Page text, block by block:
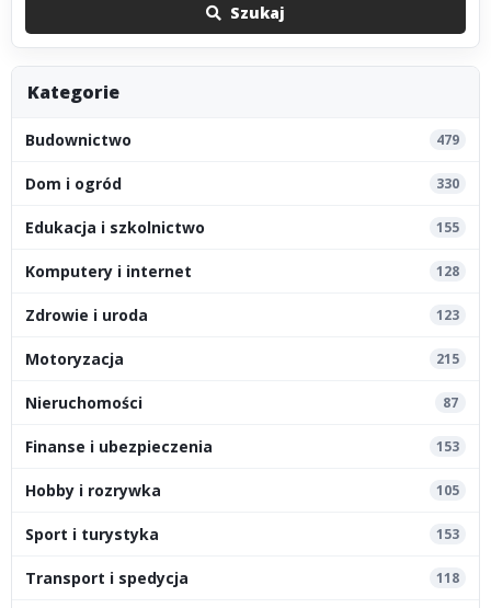
Szukaj
Kategorie
Budownictwo 479
Dom i ogród 330
Edukacja i szkolnictwo 155
Komputery i internet 128
Zdrowie i uroda 123
Motoryzacja 215
Nieruchomości 87
Finanse i ubezpieczenia 153
Hobby i rozrywka 105
Sport i turystyka 153
Transport i spedycja 118